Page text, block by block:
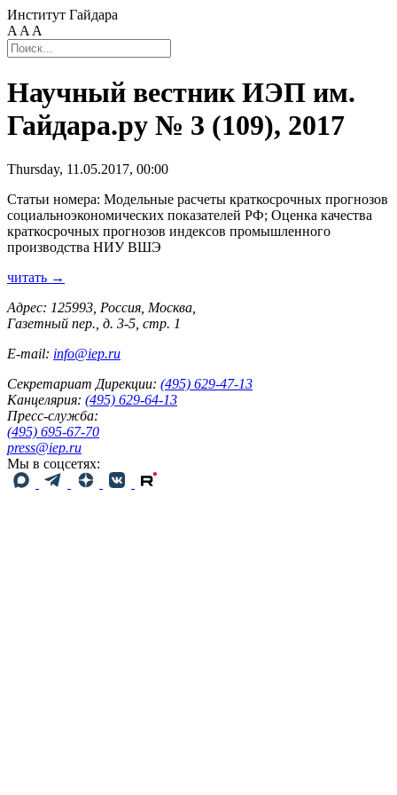
Институт Гайдара
A A A
Научный вестник ИЭП им.
Гайдара.ру № 3 (109), 2017
Thursday, 11.05.2017, 00:00
Статьи номера: Модельные расчеты краткосрочных прогнозов
социальноэкономических показателей РФ; Оценка качества
краткосрочных прогнозов индексов промышленного
производства НИУ ВШЭ
читать →
Адрес: 125993, Россия, Москва,
Газетный пер., д. 3-5, стр. 1
E-mail: info@iep.ru
Секретариат Дирекции: (495) 629-47-13
Канцелярия: (495) 629-64-13
Пресс-служба:
(495) 695-67-70
press@iep.ru
Мы в соцсетях: